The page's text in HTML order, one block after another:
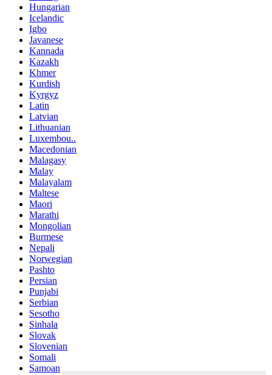
Hungarian
Icelandic
Igbo
Javanese
Kannada
Kazakh
Khmer
Kurdish
Kyrgyz
Latin
Latvian
Lithuanian
Luxembou..
Macedonian
Malagasy
Malay
Malayalam
Maltese
Maori
Marathi
Mongolian
Burmese
Nepali
Norwegian
Pashto
Persian
Punjabi
Serbian
Sesotho
Sinhala
Slovak
Slovenian
Somali
Samoan